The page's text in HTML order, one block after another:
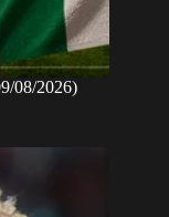
08/2026)